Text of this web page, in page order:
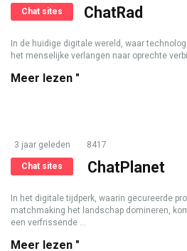
Chat sites ChatRad
In de huidige digitale wereld, waar
het menselijke verlangen naar oprechte
Meer lezen "
3 jaar geleden 8417
Chat sites ChatPlanet
In het digitale tijdperk, waarin gecureerde
matchmaking het landschap domineren,
een verfrissende ...
Meer lezen "